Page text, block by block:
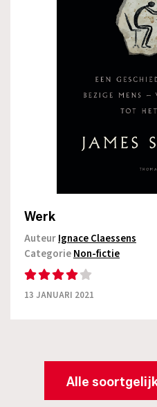
Werk
AuteurIgnace Claessens
CategorieNon-fictie
13 JANUARI 2021
Alle